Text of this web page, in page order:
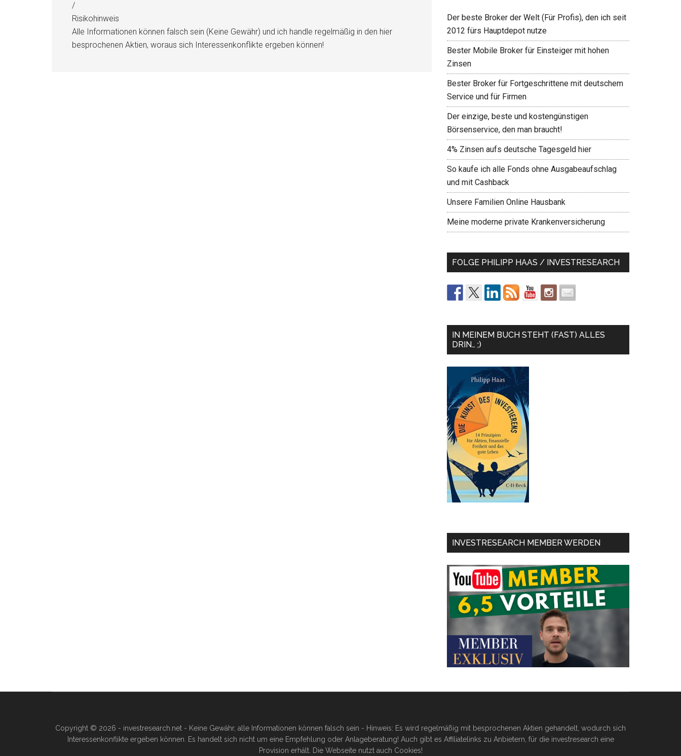
/
Risikohinweis
Alle Informationen können falsch sein (Keine Gewähr) und ich handle regelmäßig in den hier
besprochenen Aktien, woraus sich Interessenkonflikte ergeben können!
Der beste Broker der Welt (Für Profis), den ich seit
2012 fürs Hauptdepot nutze
Bester Mobile Broker für Einsteiger mit hohen
Zinsen
Bester Broker für Fortgeschrittene mit deutschem
Service und für Firmen
Der einzige, beste und kostengünstigen
Börsenservice, den man braucht!
4% Zinsen aufs deutsche Tagesgeld hier
So kaufe ich alle Fonds ohne Ausgabeaufschlag
und mit Cashback
Unsere Familien Online Hausbank
Meine moderne private Krankenversicherung
FOLGE PHILIPP HAAS / INVESTRESEARCH
IN MEINEM BUCH STEHT (FAST) ALLES
DRIN… ;)
INVESTRESEARCH MEMBER WERDEN
Copyright © 2026 - investresearch.net - Keine Gewähr, alle Informationen können falsch sein - Hinweis: Es wird regelmäßig mit besprochenen Aktien gehandelt, wodurch sich
Interessenkonflikte ergeben können. Es handelt sich nicht um eine Empfehlung oder Anlageberatung! Auch gibt es Affiliatelinks zu Anbietern, für die investresearch eine
Provision erhält. Die Webseite nutzt auch Cookies!